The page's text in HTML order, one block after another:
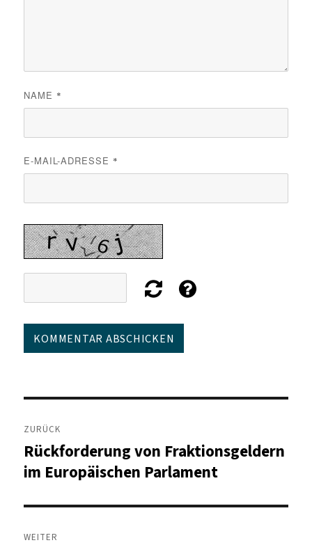
NAME *
E-MAIL-ADRESSE *
Beitragsnavigation
ZURÜCK
Vorheriger
Beitrag:
Rückforderung von Fraktionsgeldern
im Europäischen Parlament
WEITER